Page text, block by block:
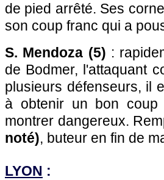
de pied arrêté. Ses
son coup franc qui a
S. Mendoza (5) :
de Bodmer, l'attaquant
plusieurs défenseurs, il
à obtenir un bon coup
montrer dangereux.
noté), buteur en fin de
LYON :